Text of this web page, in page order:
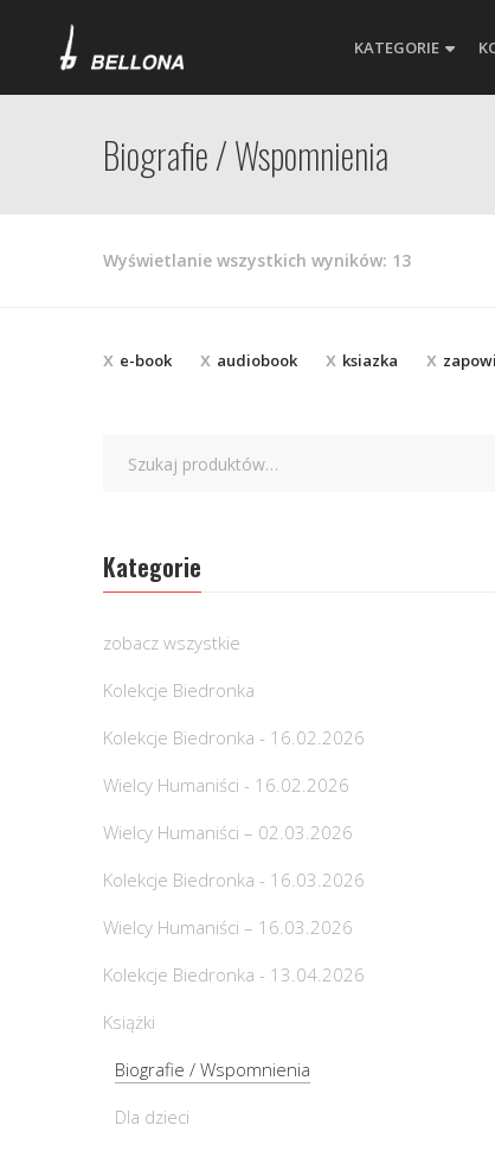
KATEGORIE
Biografie / Wspomnienia
Wyświetlanie wszystkich wyników: 13
e-book audiobook ksiazka
Kategorie
zobacz wszystkie
Kolekcje Biedronka
Kolekcje Biedronka - 16.02.2026
Wielcy Humaniści - 16.02.2026
Wielcy Humaniści – 02.03.2026
Kolekcje Biedronka - 16.03.2026
Wielcy Humaniści – 16.03.2026
Kolekcje Biedronka - 13.04.2026
Książki
Biografie / Wspomnienia
Dla dzieci